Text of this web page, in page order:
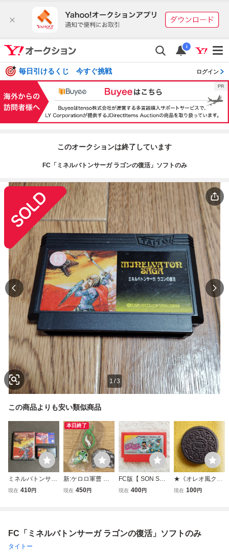
i
毎日引けるくじ 今すぐ挑戦 ログイン
このオークションは終了しています
FC「ミネルバトンサーガ ラゴンの復活」ソフトのみ
1 /3
この商品よりも安い類似商品
ミネルバトンサー
ガ 箱説付きファ
現在 410円
本日終了
新:ケロロ軍曹 復
活して速攻 地球滅
現在 450円
FC版【 SON SON
ソンソン 】起動確
現在 400円
★《オレオ風クッ
キーの復活》噛ん
現在 100円
FC「ミネルバトンサーガ ラゴンの復活」ソフトのみ
タイトー